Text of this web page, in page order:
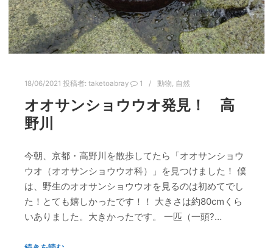
18/06/2021 投稿者: taketoabray 1 動物 自然
オオサンショウウオ発見！ 高
野川
今朝、京都・高野川を散歩してたら「オオサンショウ
ウオ（オオサンショウウオ科）」を見つけました！ 僕
は、野生のオオサンショウウオを見るのは初めてでし
た！とても嬉しかったです！！ 大きさは約80cmくら
いありました。大きかったです。 一匹（一頭?…